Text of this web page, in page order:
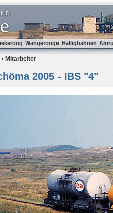
Wangerooge Halligbahnen
Mitarbeiter
2005 - IBS "4"